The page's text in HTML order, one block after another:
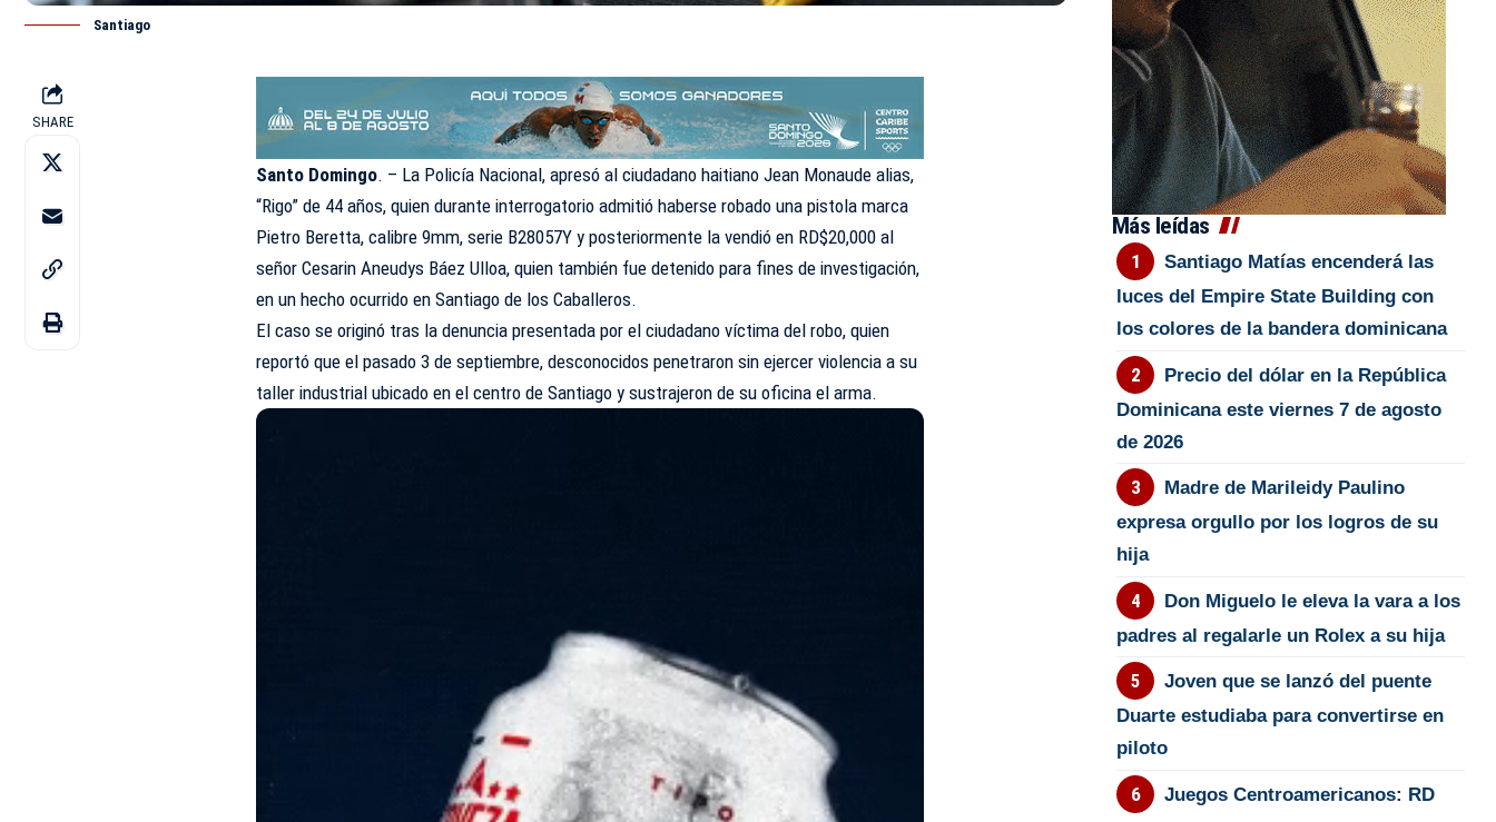
Santiago
SHARE
Santo Domingo. – La Policía Nacional, apresó al ciudadano haitiano Jean Monaude alias,
“Rigo” de 44 años, quien durante interrogatorio admitió haberse robado una pistola marca
Pietro Beretta, calibre 9mm, serie B28057Y y posteriormente la vendió en RD$20,000 al
señor Cesarin Aneudys Báez Ulloa, quien también fue detenido para fines de investigación,
en un hecho ocurrido en Santiago de los Caballeros.
El caso se originó tras la denuncia presentada por el ciudadano víctima del robo, quien
reportó que el pasado 3 de septiembre, desconocidos penetraron sin ejercer violencia a su
taller industrial ubicado en el centro de Santiago y sustrajeron de su oficina el arma.
Más leídas
Santiago Matías encenderá las
luces del Empire State Building con
los colores de la bandera dominicana
Precio del dólar en la República
Dominicana este viernes 7 de agosto
de 2026
Madre de Marileidy Paulino
expresa orgullo por los logros de su
hija
Don Miguelo le eleva la vara a los
padres al regalarle un Rolex a su hija
Joven que se lanzó del puente
Duarte estudiaba para convertirse en
piloto
Juegos Centroamericanos: RD